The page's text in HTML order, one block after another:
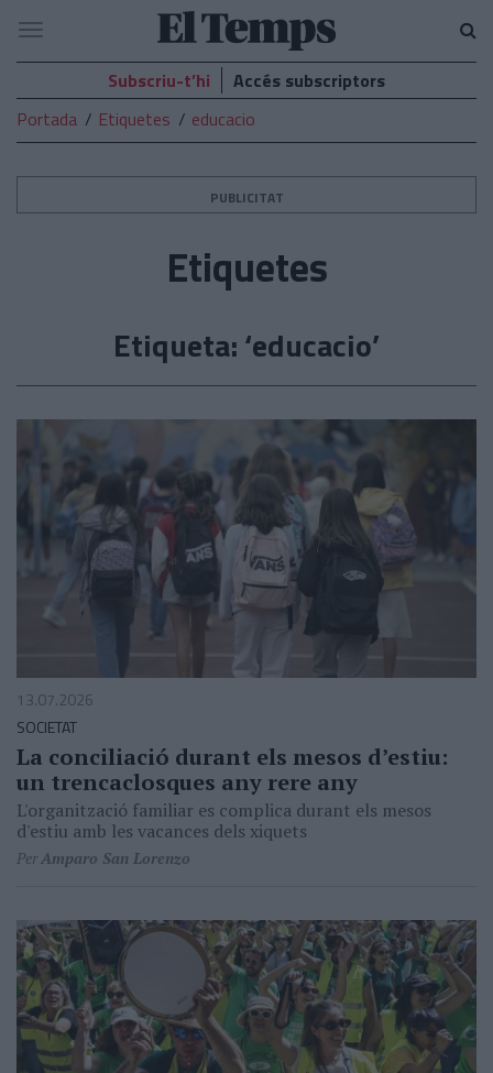
El
Temps
Navegació
Subscriu-t’hi
Accés subscriptors
Portada
Etiquetes educacio
PUBLICITAT
Etiquetes
Etiqueta: ‘educacio’
13.07.2026
SOCIETAT
La conciliació durant els mesos d’estiu:
un trencaclosques any rere any
L'organització familiar es complica durant els mesos
d'estiu amb les vacances dels xiquets
PerAmparo San Lorenzo